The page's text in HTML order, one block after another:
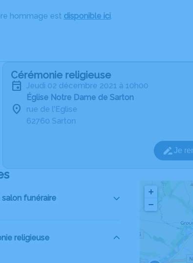
hommage est disponible ici.
Cérémonie religieuse
jeudi 02 décembre 2021 à 10h00
Église Notre Dame de Sarton
rue de l'Eglise
62760 Sarton
Je
salon funéraire
religieuse
+
−